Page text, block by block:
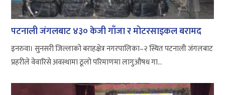
पटनाली जंगलबाट ४३० केजी गाँजा र मोटरसाइकल बरामद
इनरुवा। सुनसरी जिल्लाको बराहक्षेत्र नगरपालिका–२ स्थित पटनाली जंगलबाट
प्रहरीले वेवारिसे अवस्थामा ठूलो परिमाणमा लागुऔषध गा...